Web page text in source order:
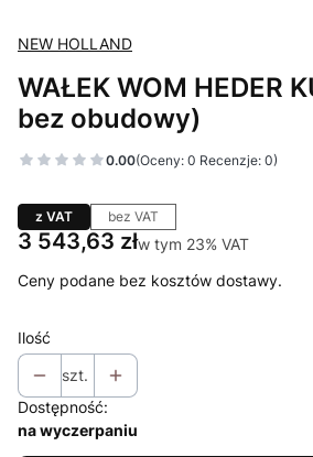
NEW HOLLAND
WAŁEK WOM HEDER
bez obudowy)
0.00(Oceny: 0 Recenzje: 0)
z VAT bez VAT
Cena
3 543,63 złw tym 23% VAT
w tym 23% VAT
Ceny podane bez kosztów dostawy.
Ilość
szt.
Dostępność:
na wyczerpaniu